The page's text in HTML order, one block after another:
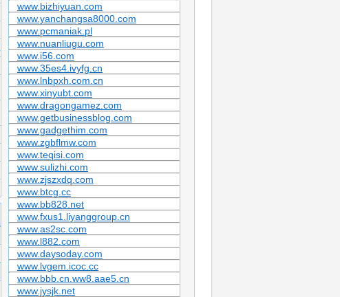
www.bizhiyuan.com
www.yanchangsa8000.com
www.pcmaniak.pl
www.nuanliugu.com
www.i56.com
www.35es4.ivyfg.cn
www.lnbpxh.com.cn
www.xinyubt.com
www.dragongamez.com
www.getbusinessblog.com
www.gadgethim.com
www.zgbflmw.com
www.teqisi.com
www.sulizhi.com
www.zjszxdq.com
www.btcg.cc
www.bb828.net
www.fxus1.liyanggroup.cn
www.as2sc.com
www.l882.com
www.daysoday.com
www.lvgem.icoc.cc
www.bbb.cn.ww8.aae5.cn
www.jysjk.net